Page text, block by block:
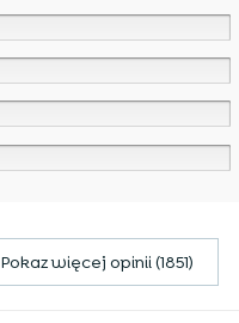
Pokaz więcej opinii (1851)